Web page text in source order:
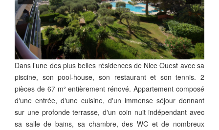
Dans l’une des plus belles résidences de Nice Ouest avec sa
piscine, son pool-house, son restaurant et son tennis. 2
pièces de 67 m² entièrement rénové. Appartement composé
d'une entrée, d'une cuisine, d'un immense séjour donnant
sur une profonde terrasse, d'un coin nuit indépendant avec
sa salle de bains, sa chambre, des WC et de nombreux